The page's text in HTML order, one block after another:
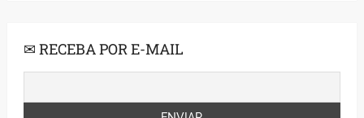
✉ RECEBA POR E-MAIL